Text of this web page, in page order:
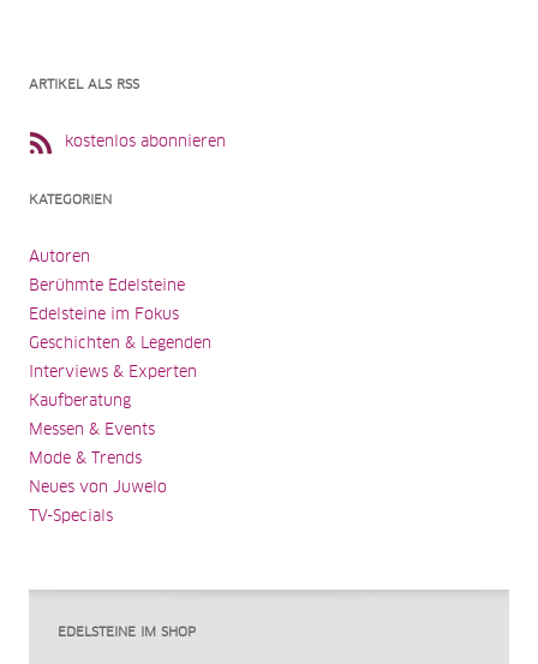
ARTIKEL ALS RSS
kostenlos abonnieren
KATEGORIEN
Autoren
Berühmte Edelsteine
Edelsteine im Fokus
Geschichten & Legenden
Interviews & Experten
Kaufberatung
Messen & Events
Mode & Trends
Neues von Juwelo
TV-Specials
EDELSTEINE IM SHOP